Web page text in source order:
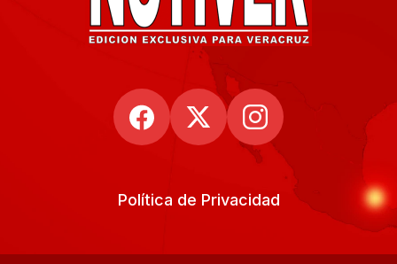
Política de Privacidad